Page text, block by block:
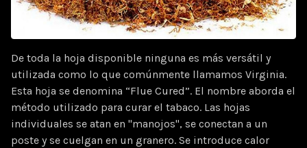
De toda la hoja disponible ninguna es más versátil y
utilizada como lo que comúnmente llamamos Virginia.
Esta hoja se denomina “Flue Cured”. El nombre aborda el
método utilizado para curar el tabaco. Las hojas
individuales se atan en "manojos", se conectan a un
poste y se cuelgan en un granero. Se introduce calor